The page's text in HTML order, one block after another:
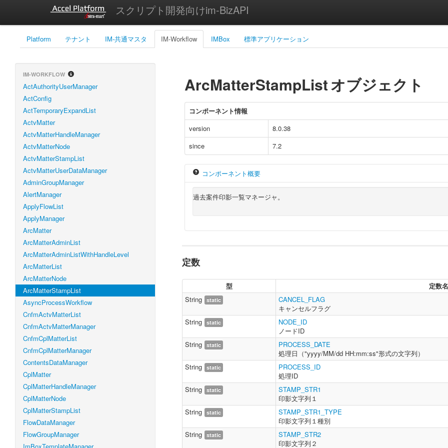
スクリプト開発向けim-BizAPI
Platform テナント IM-共通マスタ IM-Workflow IMBox 標準アプリケーション
IM-WORKFLOW
ActAuthorityUserManager
ActConfig
ActTemporaryExpandList
ActvMatter
ActvMatterHandleManager
ActvMatterNode
ActvMatterStampList
ActvMatterUserDataManager
AdminGroupManager
AlertManager
ApplyFlowList
ApplyManager
ArcMatter
ArcMatterAdminList
ArcMatterAdminListWithHandleLevel
ArcMatterList
ArcMatterNode
ArcMatterStampList
AsyncProcessWorkflow
CnfmActvMatterList
CnfmActvMatterManager
CnfmCplMatterList
CnfmCplMatterManager
ContentsDataManager
CplMatter
CplMatterHandleManager
CplMatterNode
CplMatterStampList
FlowDataManager
FlowGroupManager
ArcMatterStampListオブジェクト
コンポーネント情報
version
8.0.38
since
7.2
コンポーネント概要
過去案件印影一覧マネージャ。
定数
型 定数名
String
static
CANCEL_FLAG
キャンセルフラグ
String
static
NODE_ID
ノードID
String
static
PROCESS_DATE
処理日（"yyyy/MM/dd HH:mm:ss"形式の文字列）
String
static
PROCESS_ID
処理ID
String
static
STAMP_STR1
印影文字列１
String
static
STAMP_STR1_TYPE
印影文字列１種別
String
static
STAMP_STR2
印影文字列２